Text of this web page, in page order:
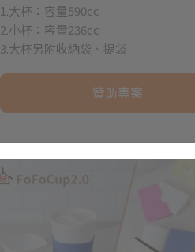
1.大杯：容量590cc
2.小杯：容量236cc
3.大杯另附收納袋、提袋
贊助專案